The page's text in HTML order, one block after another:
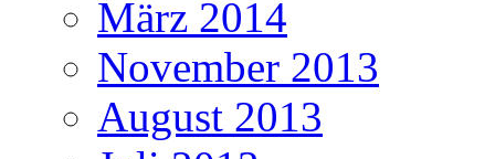
März 2014
November 2013
August 2013